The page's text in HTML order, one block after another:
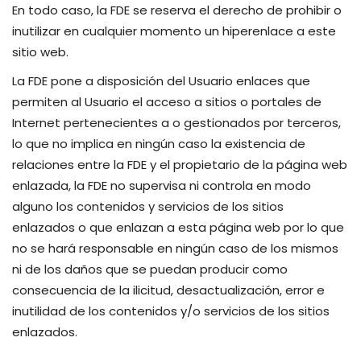
En todo caso, la FDE se reserva el derecho de prohibir o
inutilizar en cualquier momento un hiperenlace a este
sitio web.
La FDE pone a disposición del Usuario enlaces que
permiten al Usuario el acceso a sitios o portales de
Internet pertenecientes a o gestionados por terceros,
lo que no implica en ningún caso la existencia de
relaciones entre la FDE y el propietario de la página web
enlazada, la FDE no supervisa ni controla en modo
alguno los contenidos y servicios de los sitios
enlazados o que enlazan a esta página web por lo que
no se hará responsable en ningún caso de los mismos
ni de los daños que se puedan producir como
consecuencia de la ilicitud, desactualización, error e
inutilidad de los contenidos y/o servicios de los sitios
enlazados.